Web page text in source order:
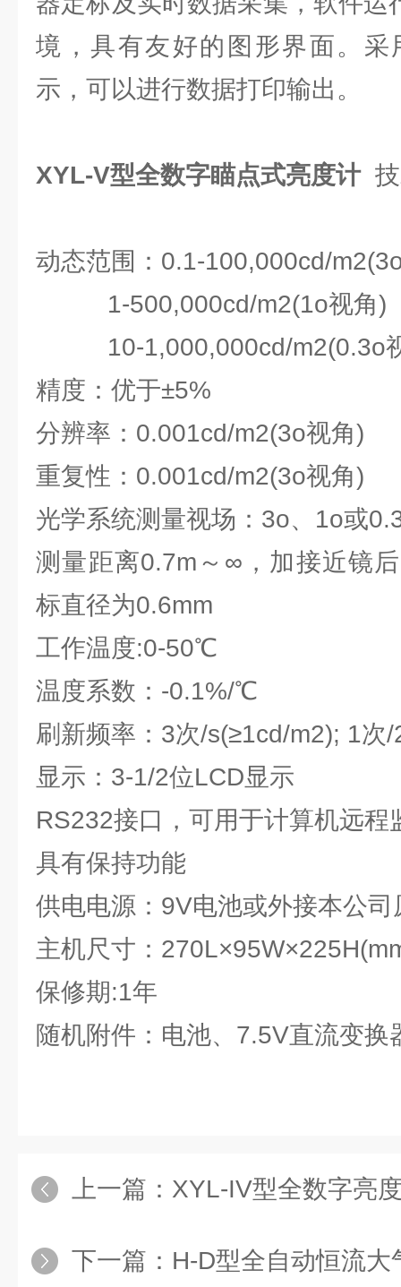
境，具有友好的图形界面。采
示，可以进行数据打印输出。
XYL-V型全数字瞄点式亮度计
动态范围：0.1-100,000cd/
1-500,000cd/m2(1o视角)
10-1,000,000cd/m2(0.3o
精度：优于±5%
分辨率：0.001cd/m2(3o视角)
重复性：0.001cd/m2(3o视角)
光学系统测量视场：3o、1o或
测量距离0.7m～∞，加接近镜
标直径为0.6mm
工作温度:0-50℃
温度系数：-0.1%/℃
刷新频率：3次/s(≥1cd/m2); 1次
显示：3-1/2位LCD显示
RS232接口，可用于计算机远程
具有保持功能
供电电源：9V电池或外接本公
主机尺寸：
保修期:1年
随机附件：电池、7.5V直流变换
上一篇： XYL-IV型全数字亮
下一篇： H-D型全自动恒流